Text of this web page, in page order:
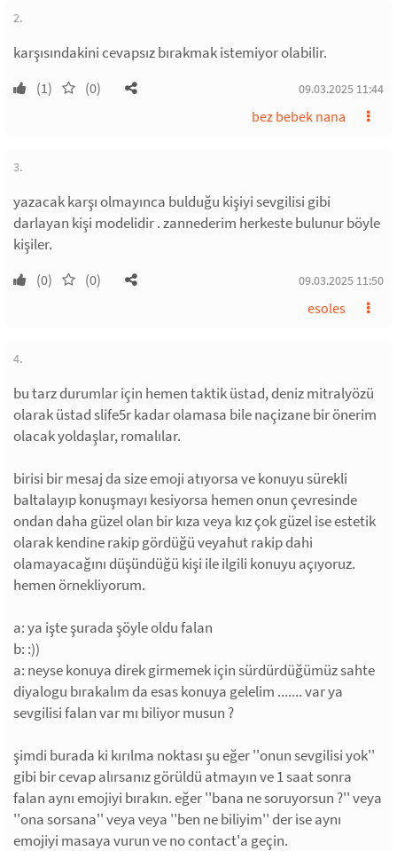
2.
karşısındakini cevapsız bırakmak istemiyor olabilir.
(1) (0) 09.03.2025 11:44
bez bebek nana
3.
yazacak karşı olmayınca bulduğu kişiyi sevgilisi gibi
darlayan kişi modelidir . zannederim herkeste bulunur böyle
kişiler.
(0) (0) 09.03.2025 11:50
esoles
4.
bu tarz durumlar için hemen taktik üstad, deniz mitralyözü
olarak üstad slife5r kadar olamasa bile naçizane bir önerim
olacak yoldaşlar, romalılar.
birisi bir mesaj da size emoji atıyorsa ve konuyu sürekli
baltalayıp konuşmayı kesiyorsa hemen onun çevresinde
ondan daha güzel olan bir kıza veya kız çok güzel ise estetik
olarak kendine rakip gördüğü veyahut rakip dahi
olamayacağını düşündüğü kişi ile ilgili konuyu açıyoruz.
hemen örnekliyorum.
a: ya işte şurada şöyle oldu falan
b: :))
a: neyse konuya direk girmemek için sürdürdüğümüz sahte
diyalogu bırakalım da esas konuya gelelim ....... var ya
sevgilisi falan var mı biliyor musun ?
şimdi burada ki kırılma noktası şu eğer ''onun sevgilisi yok''
gibi bir cevap alırsanız görüldü atmayın ve 1 saat sonra
falan aynı emojiyi bırakın. eğer ''bana ne soruyorsun ?'' veya
''ona sorsana'' veya veya ''ben ne biliyim'' der ise aynı
emojiyi masaya vurun ve no contact'a geçin.